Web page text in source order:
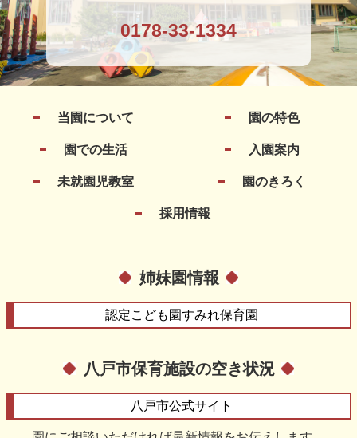
0178-33-1334
当園について 園の特色
園での生活 入園案内
未就園児教室 園のきろく
採用情報
姉妹園情報
認定こども園すみれ保育園
八戸市保育施設の空き状況
八戸市公式サイト